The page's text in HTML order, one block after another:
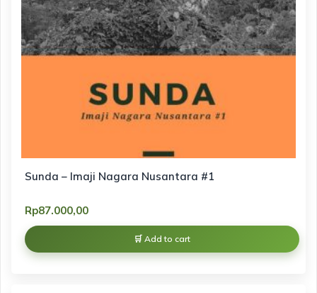
Sunda – Imaji Nagara Nusantara #1
Rp87.000,00
Add to cart